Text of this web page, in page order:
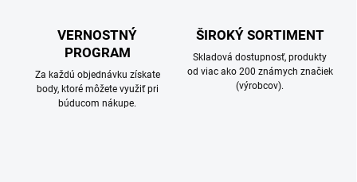
VERNOSTNÝ
PROGRAM
Za každú objednávku získate
body, ktoré môžete využiť pri
búducom nákupe.
ŠIROKÝ SORTIMENT
Skladová dostupnosť, produkty
od viac ako 200 známych značiek
(výrobcov).